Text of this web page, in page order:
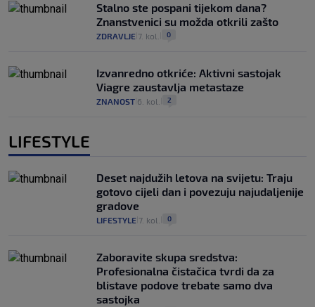
Stalno ste pospani tijekom dana?
Znanstvenici su možda otkrili zašto
ZDRAVLJE 7. kol. 0
Izvanredno otkriće: Aktivni sastojak
Viagre zaustavlja metastaze
ZNANOST 6. kol. 2
LIFESTYLE
Deset najdužih letova na svijetu: Traju
gotovo cijeli dan i povezuju najudaljenije
gradove
LIFESTYLE 7. kol. 0
Zaboravite skupa sredstva:
Profesionalna čistačica tvrdi da za
blistave podove trebate samo dva
sastojka